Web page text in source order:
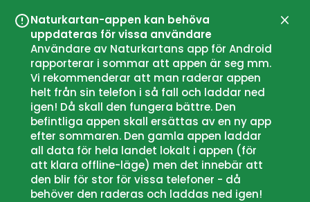
Naturkartan-appen kan behöva
uppdateras för vissa användare
Användare av Naturkartans app för Android
rapporterar i sommar att appen är seg mm.
Vi rekommenderar att man raderar appen
helt från sin telefon i så fall och laddar ned
igen! Då skall den fungera bättre. Den
befintliga appen skall ersättas av en ny app
efter sommaren. Den gamla appen laddar
all data för hela landet lokalt i appen (för
att klara offline-läge) men det innebär att
den blir för stor för vissa telefoner - då
behöver den raderas och laddas ned igen!